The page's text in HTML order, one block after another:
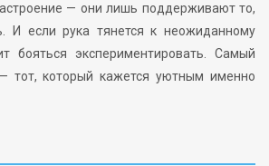
— они лишь поддерживают то,
И если рука тянется к неожиданному
бояться экспериментировать. Самый
тот, который кажется уютным именно